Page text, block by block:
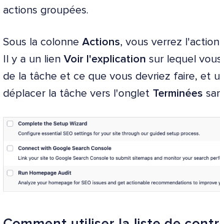
actions groupées.
Sous la colonne Actions, vous verrez
Il y a un lien Voir l'explication sur lequel
de la tâche et ce que vous devriez faire, et
déplacer la tâche vers l'onglet Terminées